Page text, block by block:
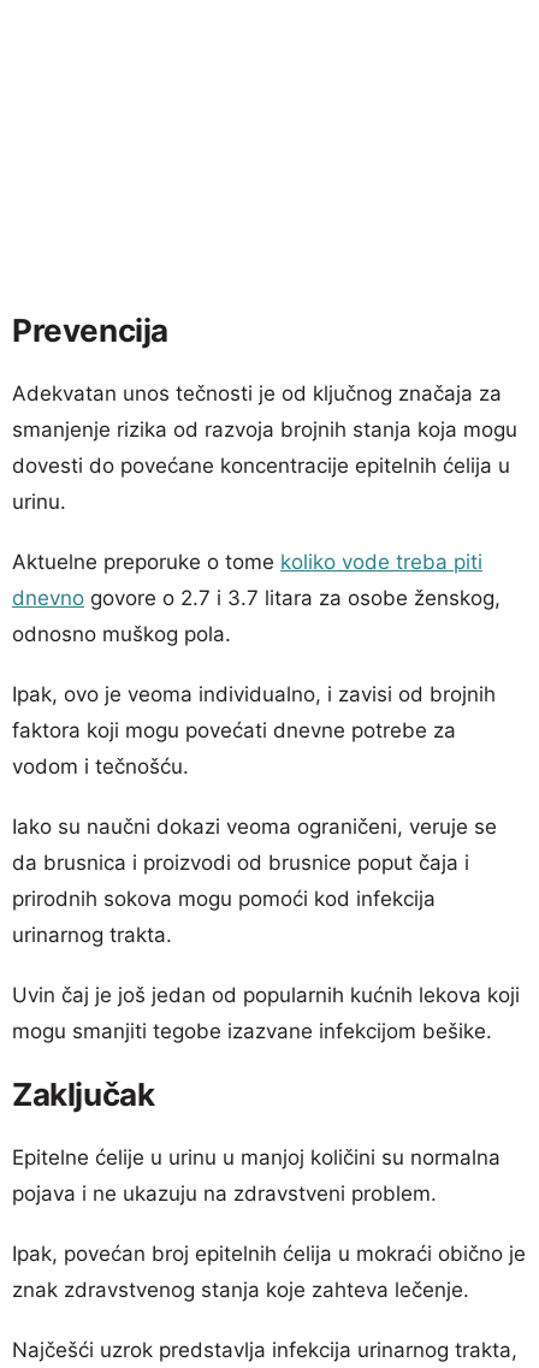
Prevencija
Adekvatan unos tečnosti je od ključnog značaja za
smanjenje rizika od razvoja brojnih stanja koja mogu
dovesti do povećane koncentracije epitelnih ćelija u
urinu.
Aktuelne preporuke o tome koliko vode treba piti
dnevno govore o 2.7 i 3.7 litara za osobe ženskog,
odnosno muškog pola.
Ipak, ovo je veoma individualno, i zavisi od brojnih
faktora koji mogu povećati dnevne potrebe za
vodom i tečnošću.
Iako su naučni dokazi veoma ograničeni, veruje se
da brusnica i proizvodi od brusnice poput čaja i
prirodnih sokova mogu pomoći kod infekcija
urinarnog trakta.
Uvin čaj je još jedan od popularnih kućnih lekova koji
mogu smanjiti tegobe izazvane infekcijom bešike.
Zaključak
Epitelne ćelije u urinu u manjoj količini su normalna
pojava i ne ukazuju na zdravstveni problem.
Ipak, povećan broj epitelnih ćelija u mokraći obično je
znak zdravstvenog stanja koje zahteva lečenje.
Najčešći uzrok predstavlja infekcija urinarnog trakta,